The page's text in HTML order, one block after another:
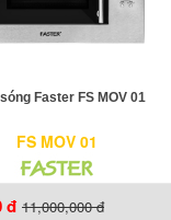
Faster FS MOV 01
FS MOV 01
đ 11,000,000 đ